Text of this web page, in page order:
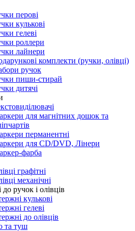
перові
кулькові
гелеві
роллери
лайнери
комплекти (ручки, олівці)
ручок
пиши-стирай
дитячі
для магнітних дошок та
перманентні
для CD/DVD, Лінери
фарба
графітні
механічні
ручок і олівців
кулькові
гелеві
до олівців
та туш